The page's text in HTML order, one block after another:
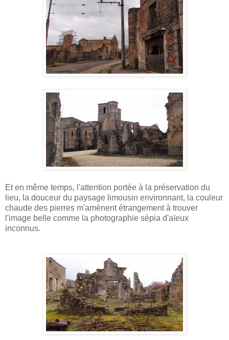
Et en même temps, l'attention portée à la préservation du
lieu, la douceur du paysage limousin environnant, la couleur
chaude des pierres m'amènent étrangement à trouver
l'image belle comme la photographie sépia d'aïeux
inconnus.